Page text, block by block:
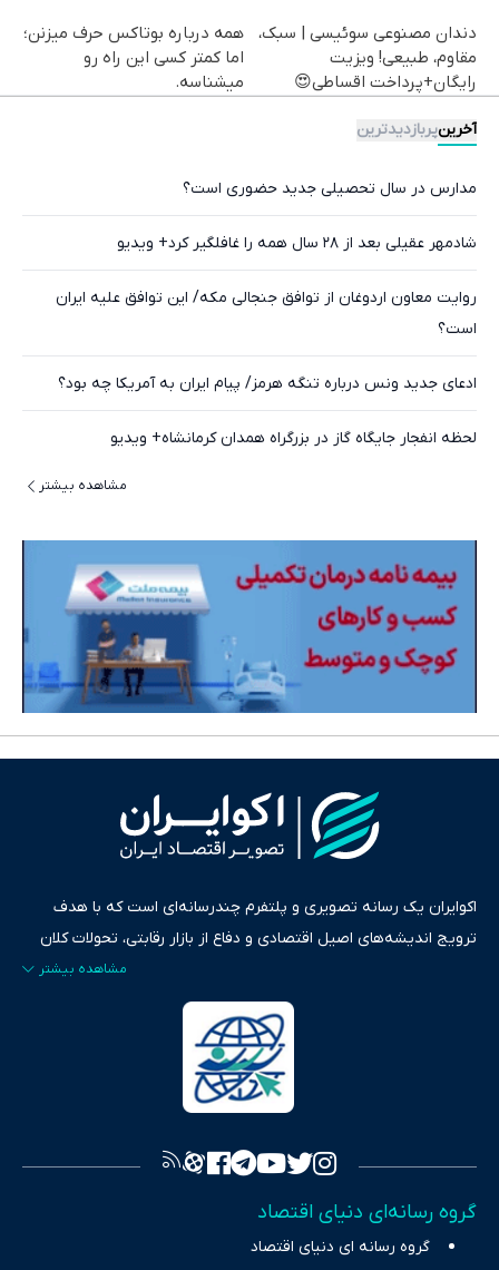
دندان مصنوعی سوئیسی | سبک،
مقاوم، طبیعی! ویزیت
رایگان+پرداخت اقساطی😍
همه درباره بوتاکس حرف میزنن؛
اما کمتر کسی این راه رو
میشناسه.
آخرینپربازدیدترین
مدارس در سال تحصیلی جدید حضوری است؟
شادمهر عقیلی بعد از ۲۸ سال همه را غافلگیر کرد+ ویدیو
روایت معاون اردوغان از توافق جنجالی مکه/ این توافق علیه ایران
است؟
ادعای جدید ونس درباره تنگه هرمز/ پیام ایران به آمریکا چه بود؟
لحظه انفجار جایگاه گاز در بزرگراه همدان کرمانشاه+ ویدیو
مشاهده بیشتر
اکوایران یک رسانه تصویری و پلتفرم چندرسانه‌ای است که با هدف
ترویج اندیشه‌های اصیل اقتصادی و دفاع از بازار رقابتی، تحولات کلان
ایران و جهان را در قالب‌های ویدیو، پادکست، متن و گزارش‌های تحلیلی
پایش می‌کند. این رسانه به عنوان منبعی دقیق و قابل اعتماد، فراتر از
اطلاع‌رسانی صرف، به تبیین سیاست‌ها و کارکردهای بازارهای مالی،
سرمایه‌گذاری، تجارت و حوزه‌های نوظهور می‌پردازد. اکوایران با پایبندی
به اصول «انصاف، امانت و صداقت»، بستری برای انعکاس آراء متنوع
تصویری شفاف از واقعیت‌های اقتصادی ارائه دهد. ما در اکوایران با
چالش‌های فقر و بیکاری را جست‌وجو کرده و در کنار تحلیل آمارها،
نیازهای خبری مخاطبان در حوزه‌های اثرگذار بر اقتصاد را با رویکردی
گروه رسانه‌ای دنیای اقتصاد
گروه رسانه ای دنیای اقتصاد